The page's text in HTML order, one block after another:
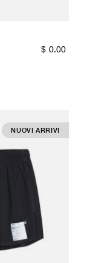
$ 0.00
NUOVI ARRIVI